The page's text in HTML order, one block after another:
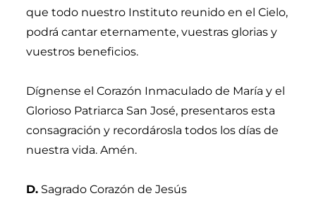
que todo nuestro Instituto reunido en el Cielo,
podrá cantar eternamente, vuestras glorias y
vuestros beneficios.
Dígnense el Corazón Inmaculado de María y el
Glorioso Patriarca San José, presentaros esta
consagración y recordárosla todos los días de
nuestra vida. Amén.
D. Sagrado Corazón de Jesús